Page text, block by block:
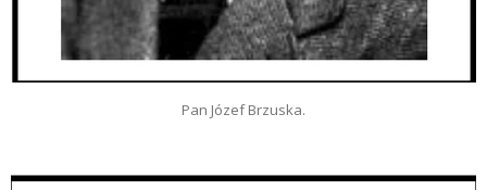
Pan Józef Brzuska.